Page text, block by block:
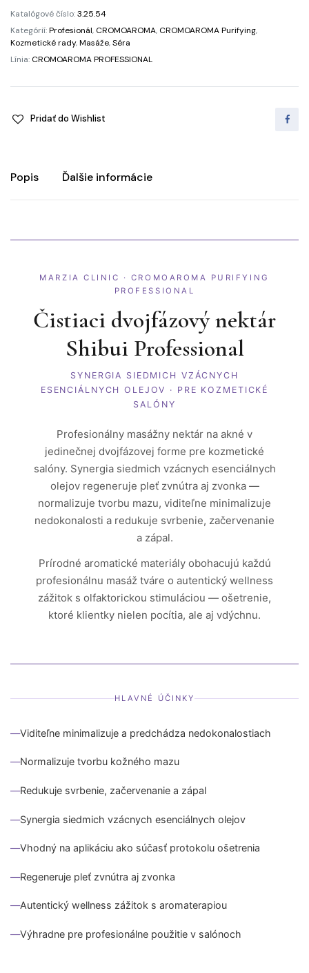
Katalógové číslo:3.25.54
Kategórií:Profesionál, CROMOAROMA, CROMOAROMA Purifying,
Kozmetické rady,Masáže,Séra
Línia: CROMOAROMA PROFESSIONAL
Pridať do Wishlist
Popis Ďalšie informácie
MARZIA CLINIC · CROMOAROMA PURIFYING
PROFESSIONAL
Čistiaci dvojfázový nektár
Shibui Professional
SYNERGIA SIEDMICH VZÁCNYCH
ESENCIÁLNYCH OLEJOV · PRE KOZMETICKÉ
SALÓNY
Profesionálny masážny nektár na akné v
jedinečnej dvojfázovej forme pre kozmetické
salóny. Synergia siedmich vzácnych esenciálnych
olejov regeneruje pleť zvnútra aj zvonka —
normalizuje tvorbu mazu, viditeľne minimalizuje
nedokonalosti a redukuje svrbenie, začervenanie
a zápal.
Prírodné aromatické materiály obohacujú každú
profesionálnu masáž tváre o autentický wellness
zážitok s olfaktorickou stimuláciou — ošetrenie,
ktoré klientky nielen pocítia, ale aj vdýchnu.
HLAVNÉ ÚČINKY
Viditeľne minimalizuje a predchádza nedokonalostiach
Normalizuje tvorbu kožného mazu
Redukuje svrbenie, začervenanie a zápal
Synergia siedmich vzácnych esenciálnych olejov
Vhodný na aplikáciu ako súčasť protokolu ošetrenia
Regeneruje pleť zvnútra aj zvonka
Autentický wellness zážitok s aromaterapiou
Výhradne pre profesionálne použitie v salónoch